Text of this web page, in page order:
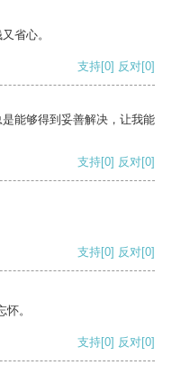
省心。
支持[0] 反对[0]
能够得到妥善解决，让我能
支持[0] 反对[0]
支持[0] 反对[0]
。
支持[0] 反对[0]